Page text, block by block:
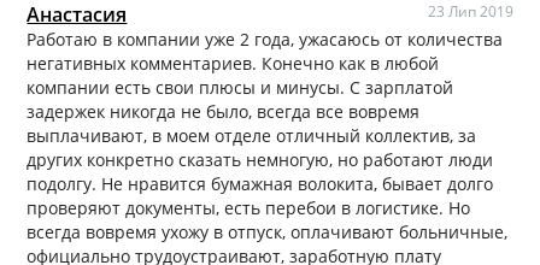
Анастасия 23 Лип 2019
Работаю в компании уже 2 года, ужасаюсь от количества
негативных комментариев. Конечно как в любой
компании есть свои плюсы и минусы. С зарплатой
задержек никогда не было, всегда все вовремя
выплачивают, в моем отделе отличный коллектив, за
других конкретно сказать немногую, но работают люди
подолгу. Не нравится бумажная волокита, бывает долго
проверяют документы, есть перебои в логистике. Но
всегда вовремя ухожу в отпуск, оплачивают больничные,
официально трудоустраивают, заработную плату